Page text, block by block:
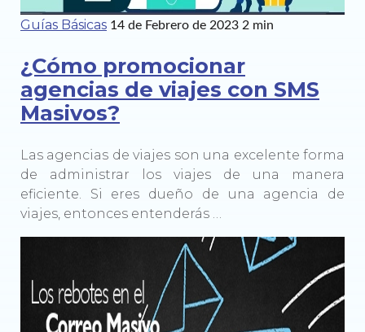
Guías Básicas 14 de Febrero de 2023 2 min
¿Cómo promocionar
agencias de viajes con SMS
Masivos?
Las agencias de viajes son una excelente forma
de administrar los viajes de una manera
eficiente. Si eres dueño de una agencia de
viajes, entonces entenderás …